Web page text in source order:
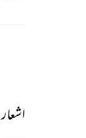
اشعار2